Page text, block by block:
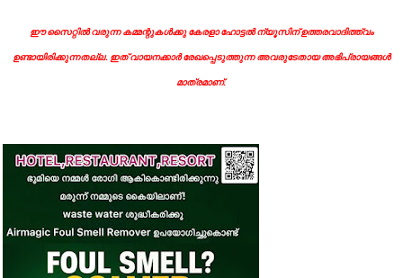
ഈ സൈറ്റിൽ വരുന്ന കമ്മന്റുകൾക്കു കേരളാ ഹോട്ടൽ ന്യൂസിന് ഉത്തരവാദിത്ത്വം
ഉണ്ടായിരിക്കുന്നതല്ല. ഇത് വായനക്കാർ രേഖപ്പെടുത്തുന്ന അവരുടേതായ അഭിപ്രായങ്ങൾ
മാത്രമാണ്.